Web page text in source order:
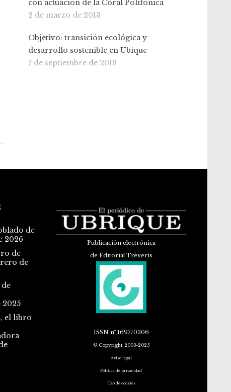
con actuación de la Coral Polifónica
2 de marzo de 2013
Objetivo: transición ecológica y
desarrollo sostenible en Ubique
7 de septiembre de 2019
de
2026
de
de
2025
el libro
Publicación electrónica
de Editorial Tréveris
ISSNnº 1697/0306
© Copyright 2003-2025
Aviso legal
Política de privacidad
Uso de cookies